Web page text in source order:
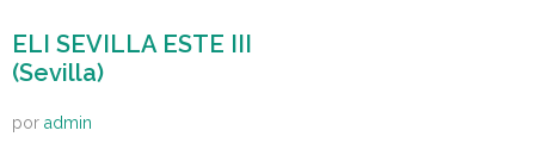
ELI SEVILLA ESTE III
(Sevilla)
por admin